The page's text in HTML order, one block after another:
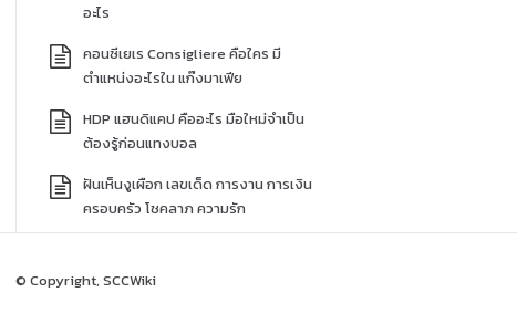
อะไร
คอนซีเยเร Consigliere คือใคร มี
ตำแหน่งอะไรใน แก๊งมาเฟีย
HDP แฮนดิแคป คืออะไร มือใหม่จำเป็น
ต้องรู้ก่อนแทงบอล
ฝันเห็นงูเผือก เลขเด็ด การงาน การเงิน
ครอบครัว โชคลาภ ความรัก
© Copyright, SCCWiki